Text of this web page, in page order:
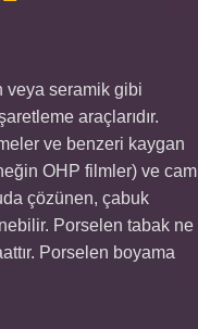
veya seramik gibi
araçlarıdır.
ve benzeri kaygan
OHP filmler) ve cam
çözünen, çabuk
Porselen tabak ne
Porselen boyama